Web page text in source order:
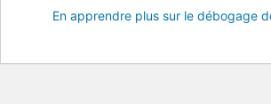
En apprendre plus sur le débogage